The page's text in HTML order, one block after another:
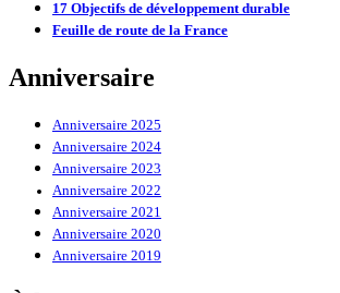
17 Objectifs de développement durable
Feuille de route de la France
Anniversaire
Anniversaire 2025
Anniversaire 2024
Anniversaire 2023
Anniversaire 2022
Anniversaire 2021
Anniversaire 2020
Anniversaire 2019